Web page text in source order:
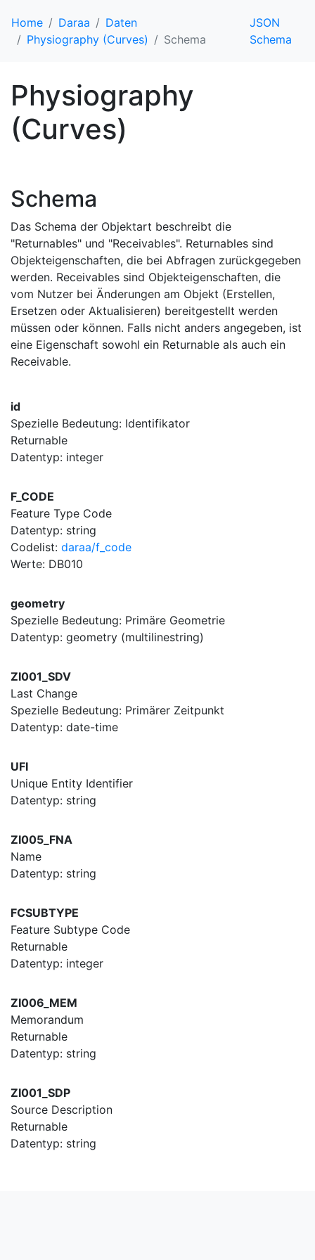
Home Daraa
Daten
Physiography (Curves)
Schema
JSON
Schema
Physiography
(Curves)
Schema
Das Schema der Objektart beschreibt die
"Returnables" und "Receivables". Returnables sind
Objekteigenschaften, die bei Abfragen zurückgegeben
werden. Receivables sind Objekteigenschaften, die
vom Nutzer bei Änderungen am Objekt (Erstellen,
Ersetzen oder Aktualisieren) bereitgestellt werden
müssen oder können. Falls nicht anders angegeben, ist
eine Eigenschaft sowohl ein Returnable als auch ein
Receivable.
id
Spezielle Bedeutung: Identifikator
Returnable
Datentyp: integer
F_CODE
Feature Type Code
Datentyp: string
Codelist: daraa/f_code
Werte: DB010
geometry
Spezielle Bedeutung: Primäre Geometrie
Datentyp: geometry (multilinestring)
ZI001_SDV
Last Change
Spezielle Bedeutung: Primärer Zeitpunkt
Datentyp: date-time
UFI
Unique Entity Identifier
Datentyp: string
ZI005_FNA
Name
Datentyp: string
FCSUBTYPE
Feature Subtype Code
Returnable
Datentyp: integer
ZI006_MEM
Memorandum
Returnable
Datentyp: string
ZI001_SDP
Source Description
Returnable
Datentyp: string